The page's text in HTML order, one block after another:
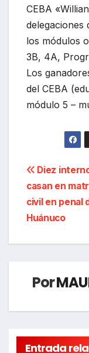
CEBA
delegaciones
los módulos
3B, 4A,
Los
del CEBA
módulo 5 –
de
Diez
casan en
civil en penal
Huánuco
Por
Entrada